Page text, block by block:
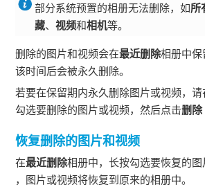
部分系统预置的相册无法删除，如所
藏、视频和相机等。
删除的图片和视频会在最近删除相册中保
该时间后会被永久删除。
若要在保留期内永久删除图片或视频，请
勾选要删除的图片或视频，然后点击删除
恢复删除的图片和视频
在最近删除相册中，长按勾选要恢复的
，图片或视频将恢复到原来的相册中。